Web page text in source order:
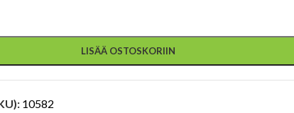
LISÄÄ OSTOSKORIIN
10582